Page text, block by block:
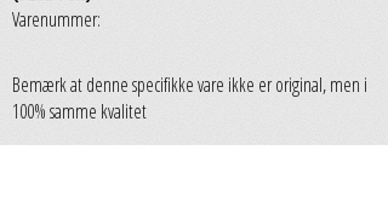
Varenummer:
Bemærk at denne specifikke vare ikke er original, men i
100% samme kvalitet